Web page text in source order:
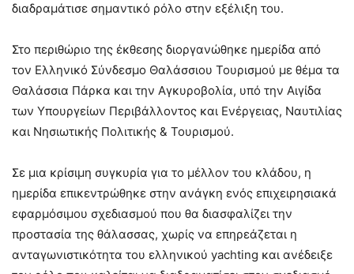
διαδραμάτισε σημαντικό ρόλο στην εξέλιξη του.
Στο περιθώριο της έκθεσης διοργανώθηκε ημερίδα από
τον Ελληνικό Σύνδεσμο Θαλάσσιου Τουρισμού με θέμα τα
Θαλάσσια Πάρκα και την Αγκυροβολία, υπό την Αιγίδα
των Υπουργείων Περιβάλλοντος και Ενέργειας, Ναυτιλίας
και Νησιωτικής Πολιτικής & Τουρισμού.
Σε μια κρίσιμη συγκυρία για το μέλλον του κλάδου, η
ημερίδα επικεντρώθηκε στην ανάγκη ενός επιχειρησιακά
εφαρμόσιμου σχεδιασμού που θα διασφαλίζει την
προστασία της θάλασσας, χωρίς να επηρεάζεται η
ανταγωνιστικότητα του ελληνικού yachting και ανέδειξε